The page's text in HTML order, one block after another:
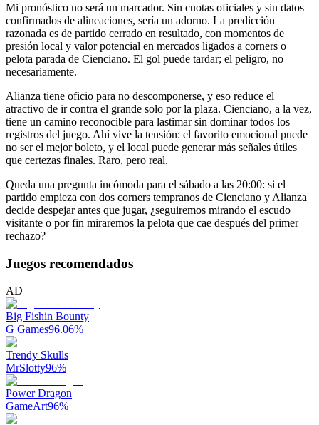
Mi pronóstico no será un marcador. Sin cuotas oficiales y sin datos
confirmados de alineaciones, sería un adorno. La predicción
razonada es de partido cerrado en resultado, con momentos de
presión local y valor potencial en mercados ligados a corners o
pelota parada de Cienciano. El gol puede tardar; el peligro, no
necesariamente.
Alianza tiene oficio para no descomponerse, y eso reduce el
atractivo de ir contra el grande solo por la plaza. Cienciano, a la vez,
tiene un camino reconocible para lastimar sin dominar todos los
registros del juego. Ahí vive la tensión: el favorito emocional puede
no ser el mejor boleto, y el local puede generar más señales útiles
que certezas finales. Raro, pero real.
Queda una pregunta incómoda para el sábado a las 20:00: si el
partido empieza con dos corners tempranos de Cienciano y Alianza
decide despejar antes que jugar, ¿seguiremos mirando el escudo
visitante o por fin miraremos la pelota que cae después del primer
rechazo?
Juegos recomendados
AD
Big Fishin Bounty
G Games96.06%
Trendy Skulls
MrSlotty96%
Power Dragon
GameArt96%